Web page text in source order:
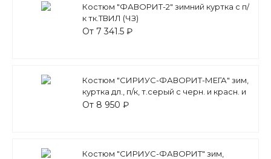
Костюм "ФАВОРИТ-2" зимний куртка с п/
к тк.ТВИЛ (ЧЗ)
От 7 341.5 ₽
Костюм "СИРИУС-ФАВОРИТ-МЕГА" зим,
куртка дл., п/к, т.серый с черн. и красн. и
СОП
От 8 950 ₽
Костюм "СИРИУС-ФАВОРИТ" зим,